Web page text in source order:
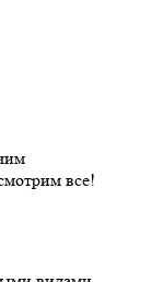
все!